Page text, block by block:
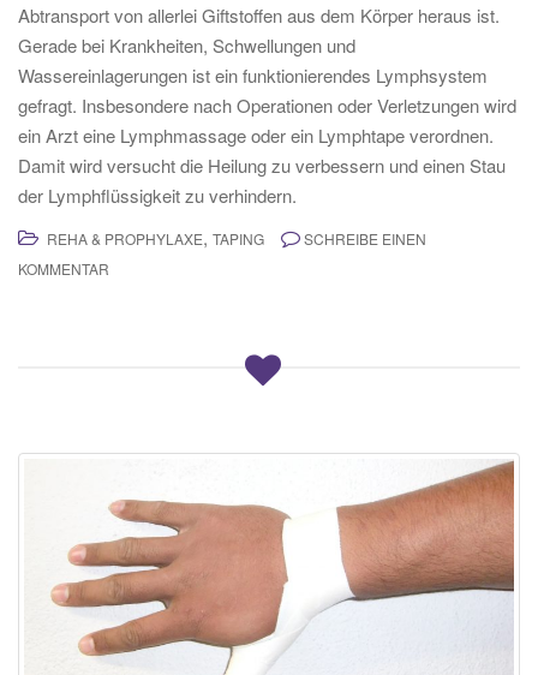
Abtransport von allerlei Giftstoffen aus dem Körper heraus ist.
Gerade bei Krankheiten, Schwellungen und
Wassereinlagerungen ist ein funktionierendes Lymphsystem
gefragt. Insbesondere nach Operationen oder Verletzungen wird
ein Arzt eine Lymphmassage oder ein Lymphtape verordnen.
Damit wird versucht die Heilung zu verbessern und einen Stau
der Lymphflüssigkeit zu verhindern.
REHA & PROPHYLAXE, TAPING
SCHREIBE EINEN
KOMMENTAR